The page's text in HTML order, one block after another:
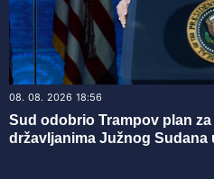
08. 08. 2026 18:56
Sud odobrio Trampov plan
državljanima Južnog Sudana